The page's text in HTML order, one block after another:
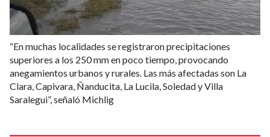
“En muchas localidades se registraron precipitaciones
superiores a los 250 mm en poco tiempo, provocando
anegamientos urbanos y rurales. Las más afectadas son La
Clara, Capivara, Ñanducita, La Lucila, Soledad y Villa
Saralegui”, señaló Michlig